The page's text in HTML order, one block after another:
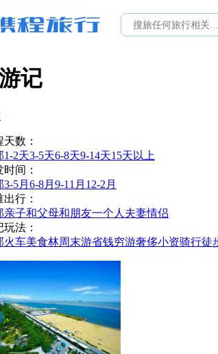
记
天数 ：
1-2天3-5天6-8天9-14天15天以上
时间 ：
3-5月 6-8月 9-11月 12-2月
出行 ：
亲子和父母和朋友一个人 夫妻情侣
玩法 ：
火车美食林周末游省钱穷游奢侈小资骑行徒